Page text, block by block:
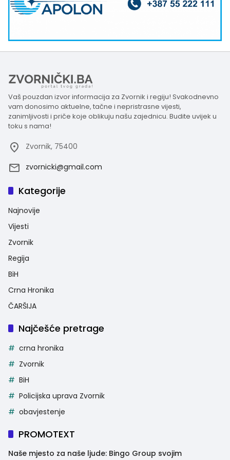
Vaš pouzdan izvor informacija za Zvornik i regiju! Svakodnevno
vam donosimo aktuelne, tačne i nepristrasne vijesti,
zanimljivosti i priče koje oblikuju našu zajednicu. Budite uvijek u
toku s nama!
Zvornik, 75400
zvornicki@gmail.com
Kategorije
Najnovije
Vijesti
Zvornik
Regija
BiH
Crna Hronika
ČARŠIJA
Najčešće pretrage
crna hronika
Zvornik
BiH
Policijska uprava Zvornik
obavjestenje
PROMOTEXT
Naše mjesto za naše ljude: Bingo Group svojim